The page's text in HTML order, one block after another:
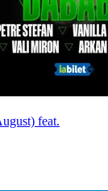
feat.